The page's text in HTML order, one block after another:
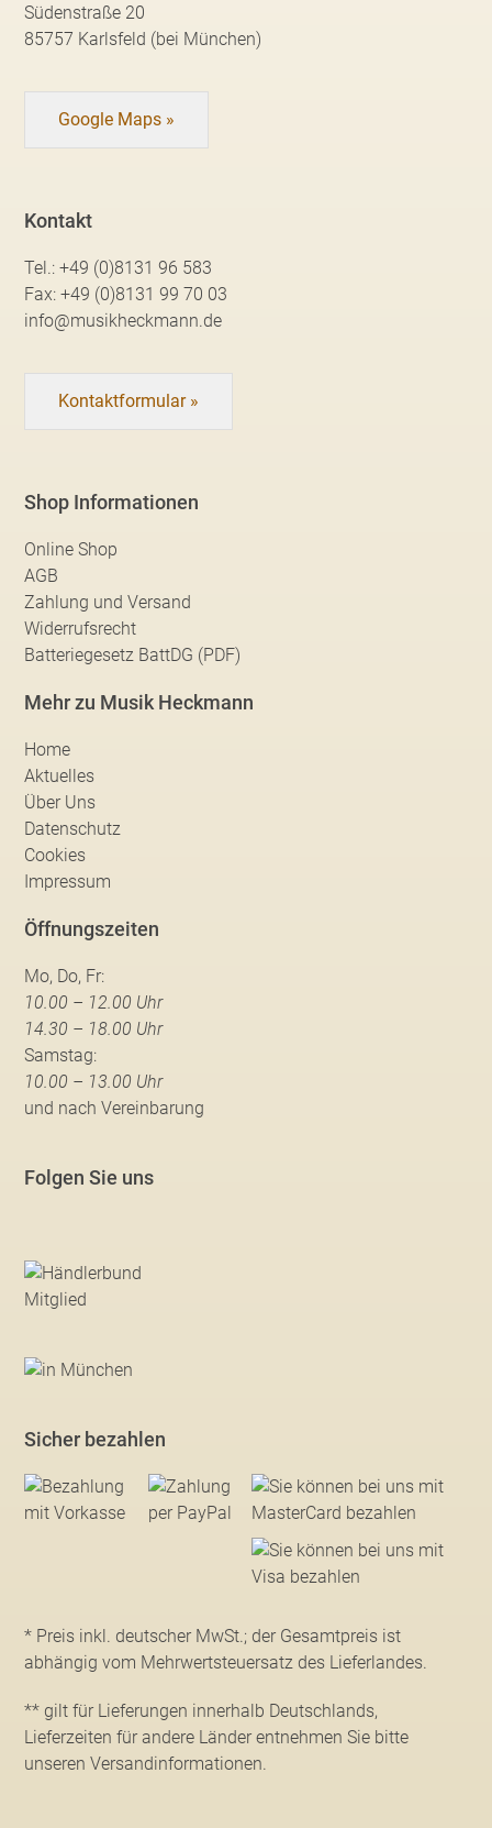
Südenstraße 20
85757 Karlsfeld (bei München)
Google Maps »
Kontakt
Tel.:+49 (0)8131 96 583
Fax:+49 (0)8131 99 70 03
info@musikheckmann.de
Kontaktformular »
Shop Informationen
Online Shop
AGB
Zahlung und Versand
Widerrufsrecht
Batteriegesetz BattDG (PDF)
Mehr zu Musik Heckmann
Home
Aktuelles
Über Uns
Datenschutz
Cookies
Impressum
Öffnungszeiten
Mo, Do, Fr:
10.00 – 12.00 Uhr
14.30 – 18.00 Uhr
Samstag:
10.00 – 13.00 Uhr
und nach Vereinbarung
Folgen Sie uns
Sicher bezahlen
* Preis inkl. deutscher MwSt.; der Gesamtpreis ist
abhängig vom Mehrwertsteuersatz des Lieferlandes.
** gilt für Lieferungen innerhalb Deutschlands,
Lieferzeiten für andere Länder entnehmen Sie bitte
unseren Versandinformationen.